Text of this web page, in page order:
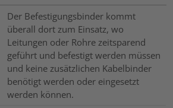
Der Befestigungsbinder kommt
überall dort zum Einsatz, wo
Leitungen oder Rohre zeitsparend
geführt und befestigt werden müssen
und keine zusätzlichen Kabelbinder
benötigt werden oder eingesetzt
werden können.